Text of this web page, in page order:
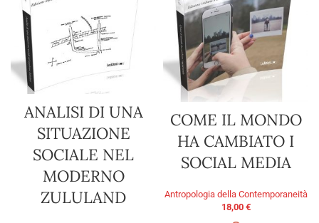
ANALISI DI UNA
SITUAZIONE
SOCIALE NEL
MODERNO
ZULULAND
COME IL MONDO
HA CAMBIATO I
SOCIAL MEDIA
Antropologia della Contemporaneità
18,00 €